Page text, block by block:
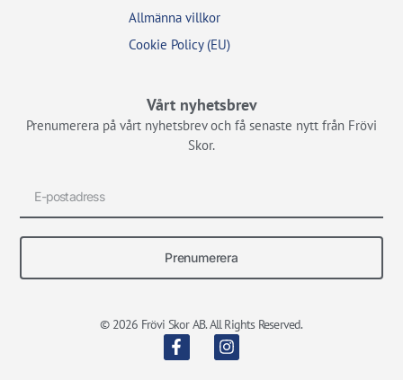
Allmänna villkor
Cookie Policy (EU)
Vårt nyhetsbrev
Prenumerera på vårt nyhetsbrev och få senaste nytt från Frövi
Skor.
Prenumerera
© 2026 Frövi Skor AB. All Rights Reserved.